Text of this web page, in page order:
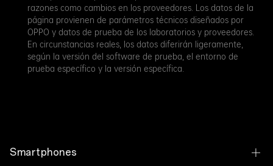
razones como cambios en los proveedores. Los datos de la
página provienen de parámetros técnicos diseñados por
OPPO y datos de prueba de los laboratorios y proveedores.
En circunstancias reales, los datos diferirán ligeramente,
según la versión del software de prueba, el entorno de
prueba específico y la versión específica.
Smartphones